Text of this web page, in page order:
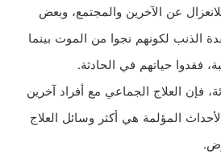
عن الآخرين والمجتمع، وبعض
الذنب لكونهم نجوا من الموت بينما
فقدوا حياتهم في الحادثة.
فإن العلاج الجماعي مع أفراد آخرين
المؤلمة هي أكثر وسائل العلاج